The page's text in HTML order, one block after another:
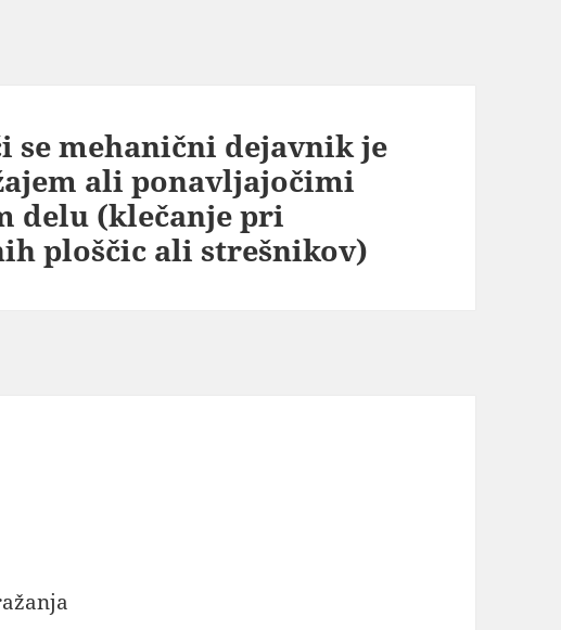
se mehanični dejavnik je
ali ponavljajočimi
delu (klečanje pri
ploščic ali strešnikov)